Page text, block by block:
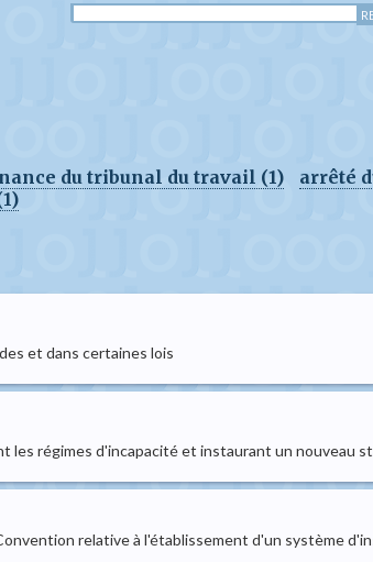
du tribunal du travail (1) arrêté
et dans certaines lois
les régimes d'incapacité et instaurant un nouveau
relative à l'établissement d'un système